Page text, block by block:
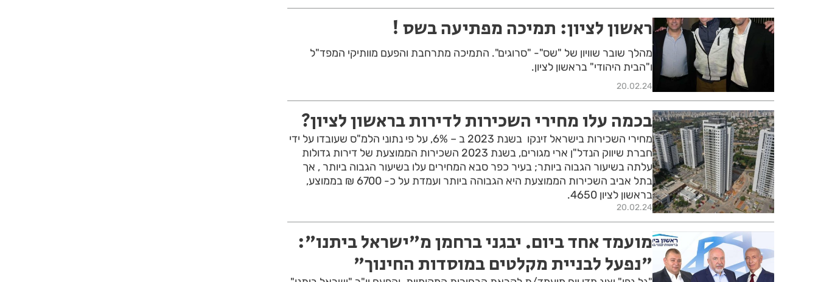
ראשון לציון: תמיכה מפתיעה בשס !
מהלך שובר שוויון של "שס"- "סרוגים". התמיכה מתרחבת והפעם מוותיקי המפד"ל
ו"הבית היהודי" בראשון לציון.
20.02.24
בכמה עלו מחירי השכירות לדירות בראשון לציון?
מחירי השכירות בישראל זינקו בשנת 2023 ב – 6%, על פי נתוני הלמ"ס שעובדו על ידי
חברת שיווק הנדל"ן ארי מגורים, בשנת 2023 השכירות הממוצעת של דירות גדולות
עלתה בשיעור הגבוה ביותר; בעיר כפר סבא המחירים עלו בשיעור הגבוה ביותר , אך
בתל אביב השכירות הממוצעת היא הגבוהה ביותר ועמדת על כ- 6700 ₪ בממוצע,
בראשון לציון 4650.
20.02.24
מועמד אחד ביום. יבגני ברחמן מ"ישראל ביתנו":
"נפעל לבניית מקלטים במוסדות החינוך"